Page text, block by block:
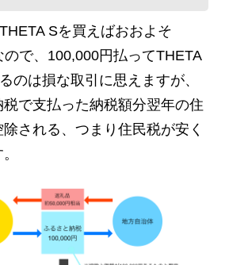
Sを買えばおおよそ
ので、100,000円払ってTHETA
のは損な取引に思えますが、
で支払った納税額分翌年の住
される、つまり住民税が安く